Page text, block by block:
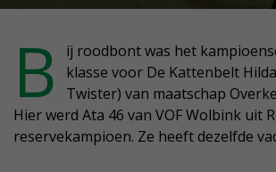
B
ij roodbont was het
klasse voor De Kattenbelt
Twister) van maatschap
Hier werd Ata 46 van VOF Wolbink uit
reservekampioen. Ze heeft dezelfde